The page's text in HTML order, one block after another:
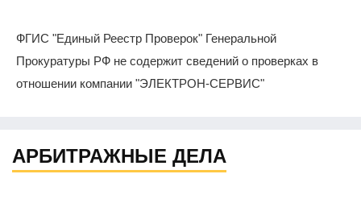
ФГИС "Единый Реестр Проверок" Генеральной
Прокуратуры РФ не содержит сведений о проверках в
отношении компании "ЭЛЕКТРОН-СЕРВИС"
АРБИТРАЖНЫЕ ДЕЛА